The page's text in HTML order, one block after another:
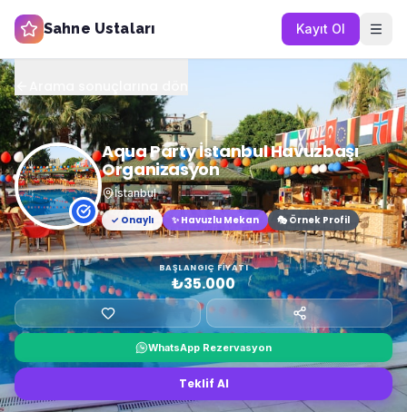
Sahne Ustaları Kayıt Ol
Aqua Party İstanbul Havuzbaşı
Organizasyon
İstanbul
✓ Onaylı
✨ Havuzlu Mekan 🎭 Örnek Profil
BAŞLANGIÇ FIYATI
₺35.000
WhatsApp Rezervasyon
Teklif Al